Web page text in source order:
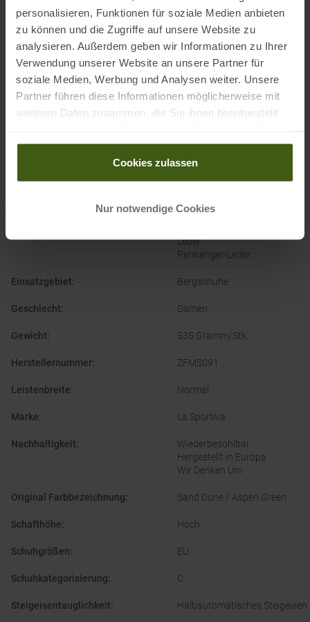
personalisieren, Funktionen für soziale Medien anbieten
zu können und die Zugriffe auf unsere Website zu
analysieren. Außerdem geben wir Informationen zu Ihrer
Verwendung unserer Website an unsere Partner für
soziale Medien, Werbung und Analysen weiter. Unsere
Partner führen diese Informationen möglicherweise mit
weiteren Daten zusammen, die Sie ihnen bereitgestellt
gesammelt haben.
Cookies zulassen
Nur notwendige Cookies
Elektronische Adresse des Herstellers:info@lasportiva.com
Ausgezeichnet mit:
Leder
Perwanger-Leder
Einsatzgebiet: Bergschuhe
Geschlecht: Damen
Gewicht: 535 Gramm/Stk.
Herstellernummer: ZFMS091
Leistenbreite: Normal
Marke: La Sportiva
Nachhaltigkeit:
Wiederbesohlbar
Hergestellt in Europa
Wir Denken Um
Original Farbbezeichnung: Sand Dune / Aspen Green
Schafthöhe: Hoch
Schuhgrößen: EU
Schuhkategorisierung: C
Steigeisentauglichkeit: Halbautomatisches Steigeisen